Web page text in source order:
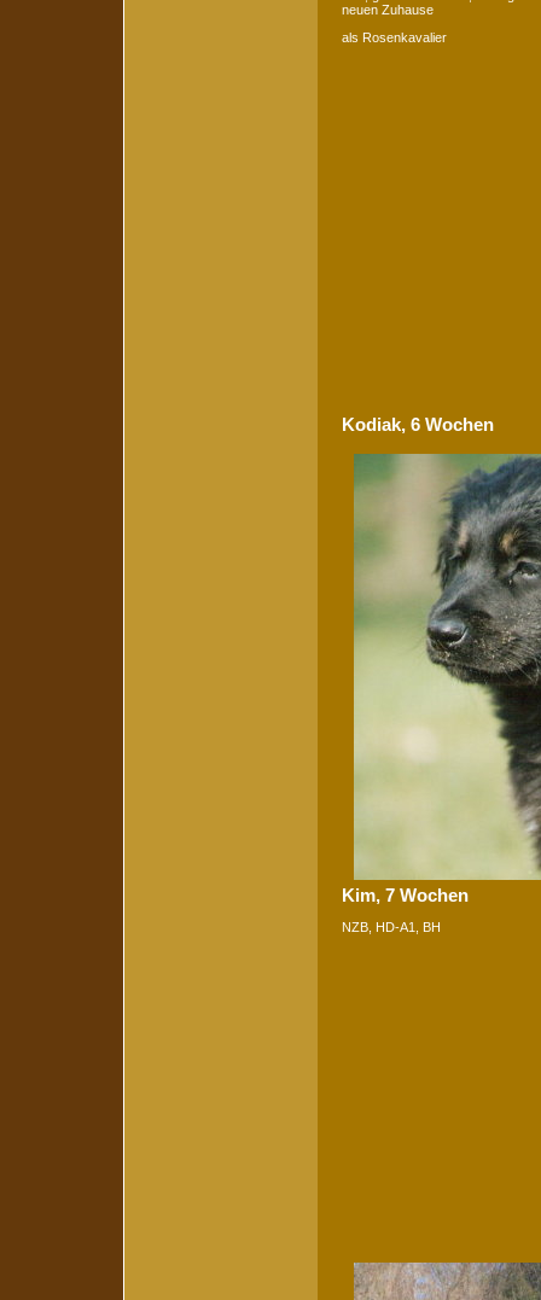
neuen Zuhause
als Rosenkavalier
Kodiak, 6 Wochen
Kim, 7 Wochen
NZB, HD-A1, BH